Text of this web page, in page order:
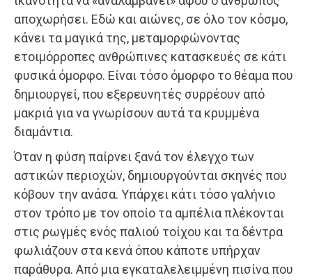
αποχωρήσει. Εδώ και αιώνες, σε όλο τον κόσμο,
κάνει τα μαγικά της, μεταμορφώνοντας
ετοιμόρροπες ανθρώπινες κατασκευές σε κάτι
φυσικά όμορφο. Είναι τόσο όμορφο το θέαμα που
δημιουργεί, που εξερευνητές συρρέουν από
μακριά για να γνωρίσουν αυτά τα κρυμμένα
διαμάντια.
Όταν η φύση παίρνει ξανά τον έλεγχο των
αστικών περιοχών, δημιουργούνται σκηνές που
κόβουν την ανάσα. Υπάρχει κάτι τόσο γαλήνιο
στον τρόπο με τον οποίο τα αμπέλια πλέκονται
στις ρωγμές ενός παλιού τοίχου και τα δέντρα
φωλιάζουν στα κενά όπου κάποτε υπήρχαν
παράθυρα. Από μια εγκαταλελειμμένη πισίνα που